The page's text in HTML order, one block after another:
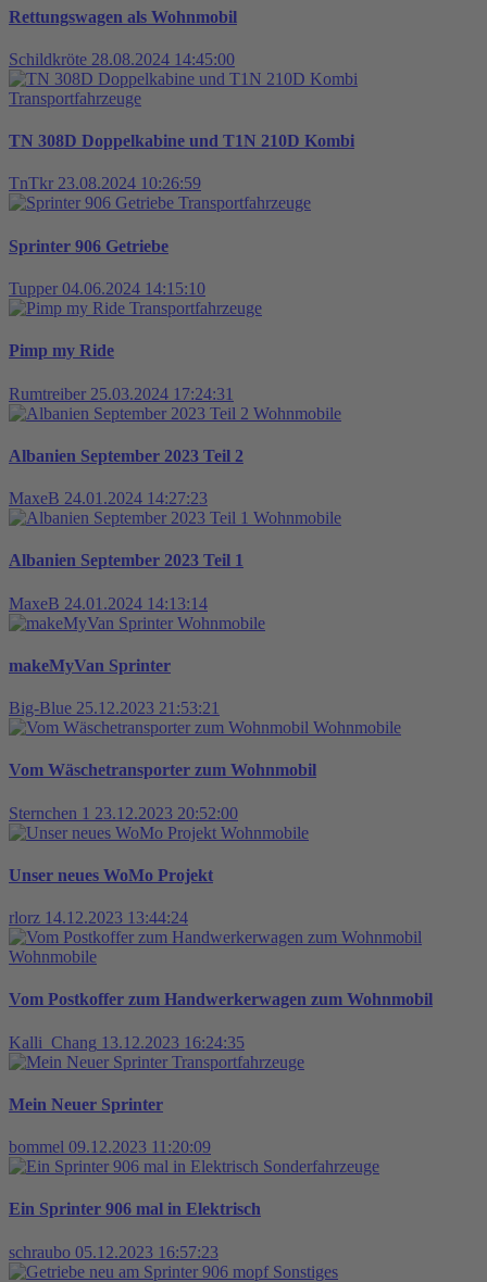
Rettungswagen als Wohnmobil
Schildkröte 28.08.2024 14:45:00
Transportfahrzeuge
TN 308D Doppelkabine und T1N 210D Kombi
TnTkr 23.08.2024 10:26:59
Transportfahrzeuge
Sprinter 906 Getriebe
Tupper 04.06.2024 14:15:10
Transportfahrzeuge
Pimp my Ride
Rumtreiber 25.03.2024 17:24:31
Wohnmobile
Albanien September 2023 Teil 2
MaxeB 24.01.2024 14:27:23
Wohnmobile
Albanien September 2023 Teil 1
MaxeB 24.01.2024 14:13:14
Wohnmobile
makeMyVan Sprinter
Big-Blue 25.12.2023 21:53:21
Wohnmobile
Vom Wäschetransporter zum Wohnmobil
Sternchen 1 23.12.2023 20:52:00
Wohnmobile
Unser neues WoMo Projekt
rlorz 14.12.2023 13:44:24
Wohnmobile
Vom Postkoffer zum Handwerkerwagen zum Wohnmobil
Kalli_Chang 13.12.2023 16:24:35
Transportfahrzeuge
Mein Neuer Sprinter
bommel 09.12.2023 11:20:09
Sonderfahrzeuge
Ein Sprinter 906 mal in Elektrisch
schraubo 05.12.2023 16:57:23
Sonstiges